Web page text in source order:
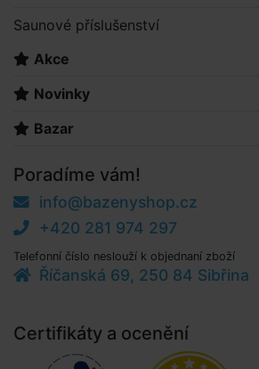
Saunové příslušenství
Akce
Novinky
Bazar
Poradíme vám!
info@bazenyshop.cz
+420 281 974 297
Telefonní číslo neslouží k objednaní zboží
Říčanská 69, 250 84 Sibřina
Certifikáty a ocenění